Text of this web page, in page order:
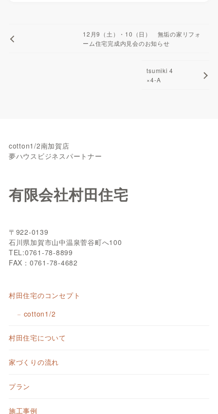
12月9（土）・10（日） 無垢の家リフォ
ーム住宅完成内見会のお知らせ
tsumiki 4
×4-A
cotton1/2南加賀店
夢ハウスビジネスパートナー
有限会社村田住宅
〒922-0139
石川県加賀市山中温泉菅谷町へ100
TEL:0761-78-8899
FAX：0761-78-4682
村田住宅のコンセプト
cotton1/2
村田住宅について
家づくりの流れ
プラン
施工事例